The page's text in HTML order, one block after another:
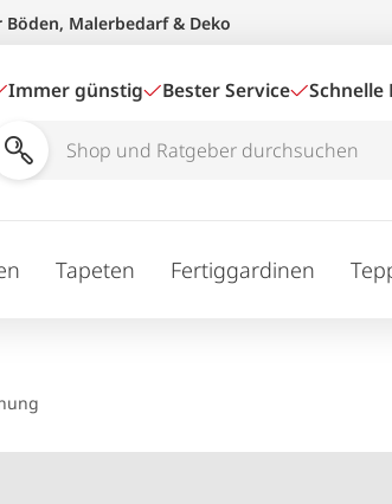
Malerbedarf & Deko
Immer günstig Bester Service Schnelle
Shop
Tapeten Fertiggardinen